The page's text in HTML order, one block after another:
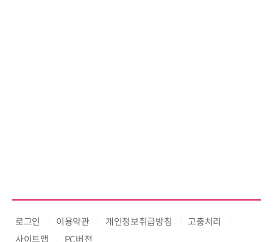
로그인 이용약관 개인정보취급방침
고충처리
사이트맵
PC버전